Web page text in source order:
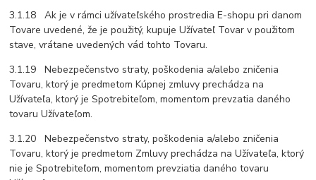
3.1.18 Ak je v rámci užívateľského prostredia E-shopu pri danom
Tovare uvedené, že je použitý, kupuje Užívateľ Tovar v použitom
stave, vrátane uvedených vád tohto Tovaru.
3.1.19 Nebezpečenstvo straty, poškodenia a/alebo zničenia
Tovaru, ktorý je predmetom Kúpnej zmluvy prechádza na
Užívateľa, ktorý je Spotrebiteľom, momentom prevzatia daného
tovaru Užívateľom.
3.1.20 Nebezpečenstvo straty, poškodenia a/alebo zničenia
Tovaru, ktorý je predmetom Zmluvy prechádza na Užívateľa, ktorý
nie je Spotrebiteľom, momentom prevziatia daného tovaru